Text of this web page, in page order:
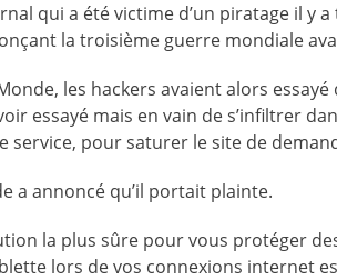
qui a été victime d’un piratage il
la troisième guerre mondiale
les hackers avaient alors
essayé mais en vain de s’infiltrer
service, pour saturer le site de
a annoncé qu’il portait plainte.
la plus sûre pour vous protéger
lors de vos connexions internet